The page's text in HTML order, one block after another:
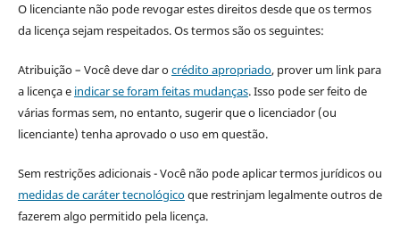
O licenciante não pode revogar estes direitos desde que os termos
da licença sejam respeitados. Os termos são os seguintes:
Atribuição – Você deve dar ocrédito apropriado, prover um link para
a licença e indicar se foram feitas mudanças. Isso pode ser feito de
várias formas sem, no entanto, sugerir que o licenciador (ou
licenciante) tenha aprovado o uso em questão.
Sem restrições adicionais - Você não pode aplicar termos jurídicos ou
medidas de caráter tecnológicoque restrinjam legalmente outros de
fazerem algo permitido pela licença.